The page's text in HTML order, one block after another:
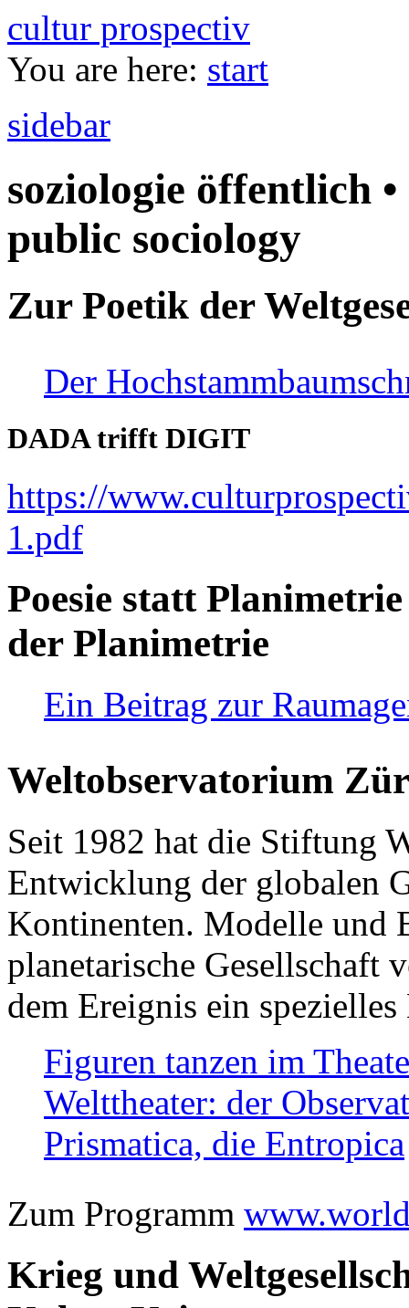
cultur prospectiv
You are here: start
sidebar
soziologie öffentlich
public sociology
Zur Poetik der
Der
DADA trifft DIGIT
https://
1.pdf
Poesie statt
der Planimetrie
Ein Beitrag zur
Weltobservatorium
Seit 1982 hat die Stiftung
Entwicklung der globalen
Kontinenten. Modelle und
planetarische Gesellschaft
dem Ereignis ein
Figuren tanzen im
Welttheater: der
Prismatica, die Entropica
Zum Programm
Krieg und